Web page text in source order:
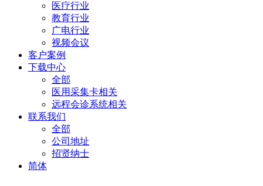
医疗行业
教育行业
广电行业
视频会议
客户案例
下载中心
全部
医用采集卡相关
远程会诊系统相关
联系我们
全部
公司地址
招贤纳士
简体